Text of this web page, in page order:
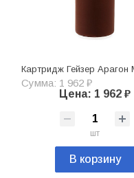
Картридж Гейзер Арагон
Сумма: 1 962 ₽
Цена: 1 962 ₽
шт
В корзину